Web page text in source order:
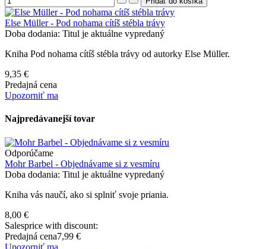
Else Müller - Pod nohama cítíš stébla trávy
Doba dodania: Titul je aktuálne vypredaný
Kniha Pod nohama cítíš stébla trávy od autorky Else Müller.
9,35 €
Predajná cena
Upozorniť ma
Najpredávanejší tovar
Odporúčame
Mohr Barbel - Objednávame si z vesmíru
Doba dodania: Titul je aktuálne vypredaný
Kniha vás naučí, ako si splniť svoje priania.
8,00 €
Salesprice with discount:
Predajná cena7,99 €
Upozorniť ma